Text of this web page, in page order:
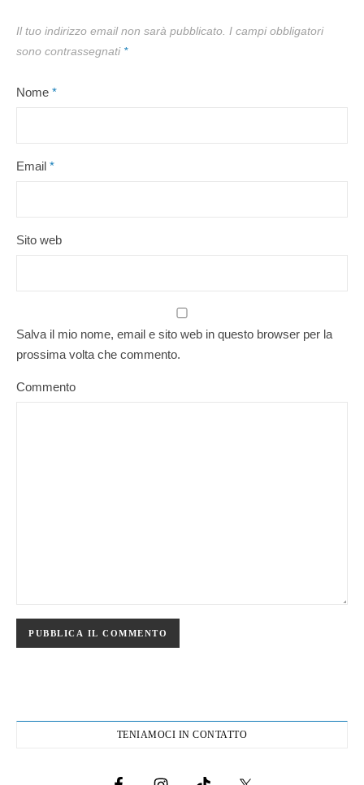
Il tuo indirizzo email non sarà pubblicato. I campi obbligatori
sono contrassegnati *
Nome *
Email *
Sito web
Salva il mio nome, email e sito web in questo browser per la
prossima volta che commento.
Commento
TENIAMOCI IN CONTATTO